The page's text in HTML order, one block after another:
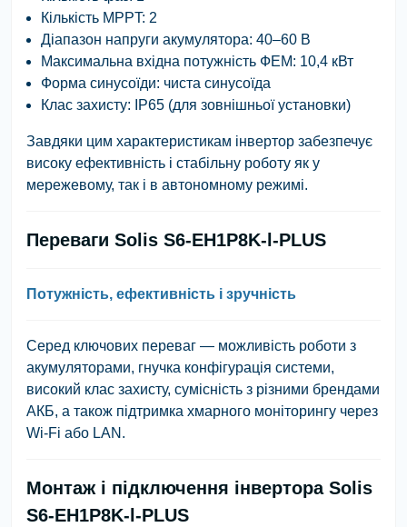
Кількість MPPT: 2
Діапазон напруги акумулятора: 40–60 В
Максимальна вхідна потужність ФЕМ: 10,4 кВт
Форма синусоїди: чиста синусоїда
Клас захисту: IP65 (для зовнішньої установки)
Завдяки цим характеристикам інвертор забезпечує
високу ефективність і стабільну роботу як у
мережевому, так і в автономному режимі.
Переваги Solis S6-EH1P8K-l-PLUS
Потужність, ефективність і зручність
Серед ключових переваг — можливість роботи з
акумуляторами, гнучка конфігурація системи,
високий клас захисту, сумісність з різними брендами
АКБ, а також підтримка хмарного моніторингу через
Wi-Fi або LAN.
Монтаж і підключення інвертора Solis
S6-EH1P8K-l-PLUS